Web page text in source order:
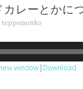
カレーとかに
teppeinoriko
window | Download